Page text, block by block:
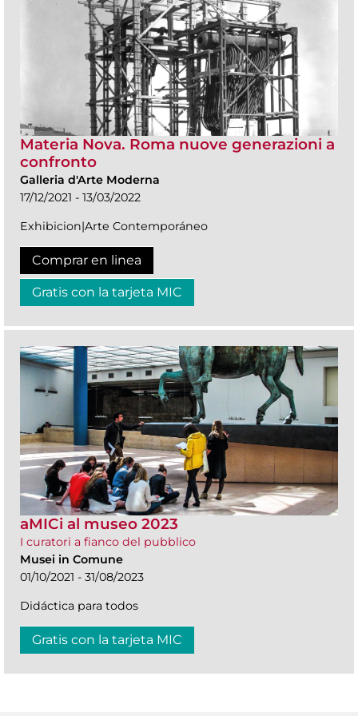
Materia Nova. Roma nuove generazioni a
confronto
Galleria d'Arte Moderna
17/12/2021 - 13/03/2022
Exhibicion|Arte Contemporáneo
Comprar en linea
Gratis con la tarjeta MIC
aMICi al museo 2023
I curatori a fianco del pubblico
Musei in Comune
01/10/2021 - 31/08/2023
Didáctica para todos
Gratis con la tarjeta MIC